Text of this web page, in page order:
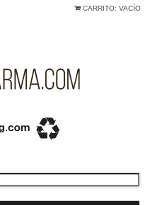
CARRITO: VACÍO